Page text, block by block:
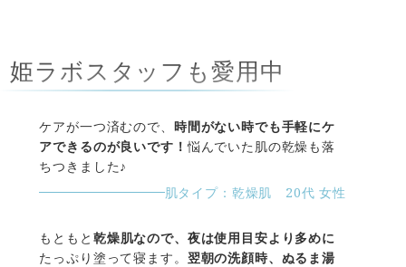
姫ラボスタッフも愛用中
ケアが一つ済むので、 時間がない時でも手軽にケ
アできるのが良いです！悩んでいた肌の乾燥も落
ちつきました♪
肌タイプ：乾燥肌 20代 女性
もともと 乾燥肌なので、夜は使用目安より多めに
たっぷり塗って寝ます。 翌朝の洗顔時、ぬるま湯